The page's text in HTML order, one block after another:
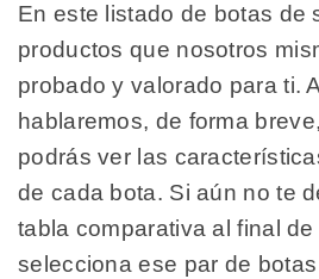
En este listado de botas de
productos que nosotros
probado y valorado para ti.
hablaremos, de forma
podrás ver las
de cada bota. Si aún no te
tabla comparativa al final
selecciona ese par de